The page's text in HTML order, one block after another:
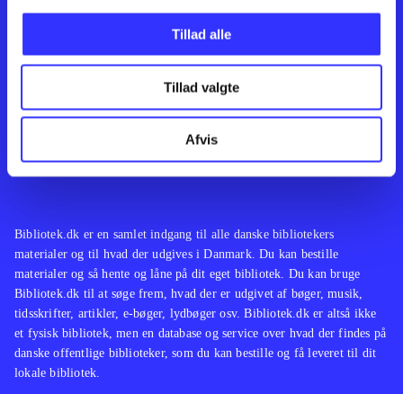
Tillad alle
Tillad valgte
Afvis Feedback
Bibliotek.dk er en samlet indgang til alle danske bibliotekers
materialer og til hvad der udgives i Danmark. Du kan bestille
materialer og så hente og låne på dit eget bibliotek. Du kan bruge
Bibliotek.dk til at søge frem, hvad der er udgivet af bøger, musik,
tidsskrifter, artikler, e-bøger, lydbøger osv. Bibliotek.dk er altså ikke
et fysisk bibliotek, men en database og service over hvad der findes på
danske offentlige biblioteker, som du kan bestille og få leveret til dit
lokale bibliotek.
Kontakt os
English
Artikler
Film
Musik
Noder